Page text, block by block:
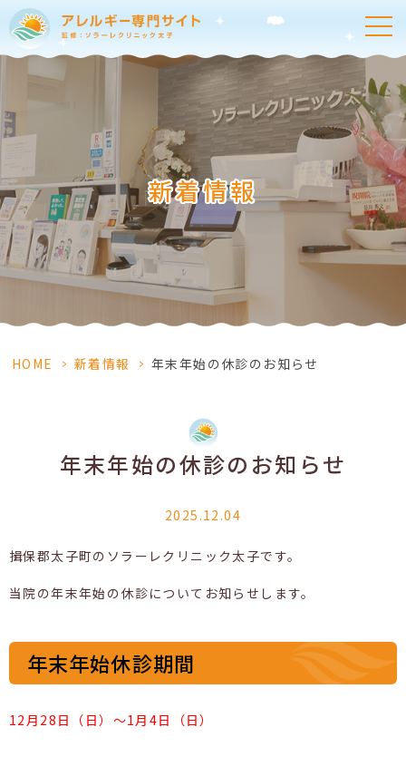
新着情報
HOME > 新着情報 > 年末年始の休診のお知らせ
年末年始の休診のお知らせ
2025.12.04
揖保郡太子町のソラーレクリニック太子です。
当院の年末年始の休診についてお知らせします。
年末年始休診期間
12月28日（日）〜1月4日（日）